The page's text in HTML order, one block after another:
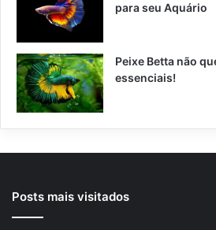
para seu Aquário
Peixe Betta não
essenciais!
Posts mais visitados